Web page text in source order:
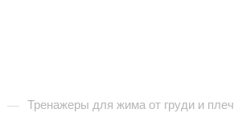
— Тренажеры для жима от груди и плеч